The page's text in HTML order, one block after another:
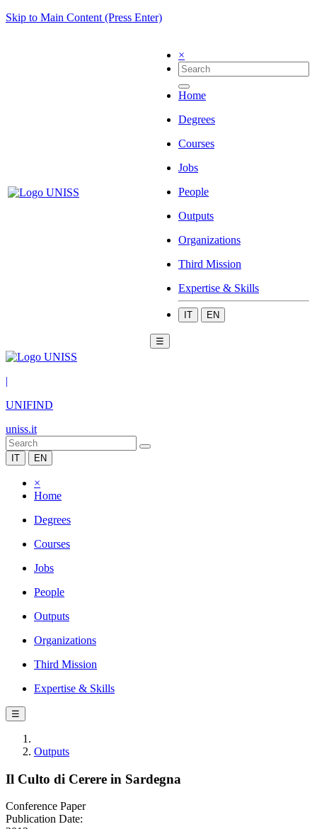
Skip to Main Content (Press Enter)
×
Home
Degrees
Courses
Jobs
People
Outputs
Organizations
Third Mission
Expertise & Skills
IT EN
☰
|
UNIFIND
uniss.it
IT EN
×
Home
Degrees
Courses
Jobs
People
Outputs
Organizations
Third Mission
Expertise & Skills
☰
Outputs
Il Culto di Cerere in Sardegna
Conference Paper
Publication Date: